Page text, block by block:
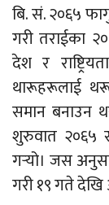
बि. सं. २०६५
गरी तराईका
देश र
थारूहरूलाई
समान बनाउन
शुरुवात २०६५
गर्‍यो। जस
गरी १९ गते